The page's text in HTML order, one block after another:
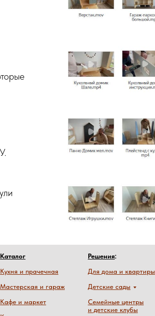
Каталог
Кухня и прачечная
Мастерская и гараж
Кафе и маркет
Решения:
Для дома и квартиры
Детские сады
Семейные центры
и детские клубы